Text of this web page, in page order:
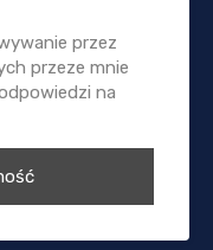
przez
przeze mnie
na